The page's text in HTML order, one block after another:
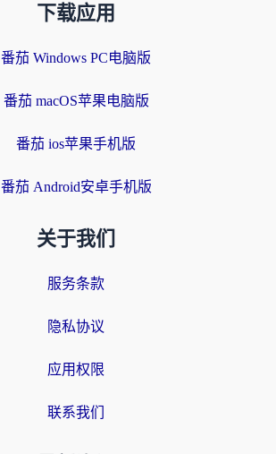
下载应用
番茄 Windows PC电脑版
番茄 macOS苹果电脑版
番茄 ios苹果手机版
番茄 Android安卓手机版
关于我们
服务条款
隐私协议
应用权限
联系我们